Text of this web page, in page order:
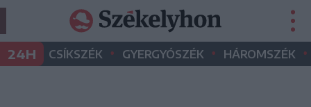
24H CSÍKSZÉK • GYERGYÓSZÉK • HÁROMSZÉK •